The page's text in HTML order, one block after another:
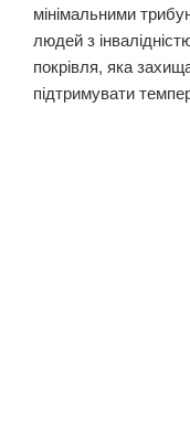
мінімальними
людей з
покрівля, яка
підтримувати